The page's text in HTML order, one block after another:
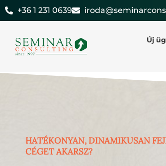
Skip
to
+36 1 231 0639
Új
HATÉKONYAN, DINAMIKUSAN
CÉGET AKARSZ?